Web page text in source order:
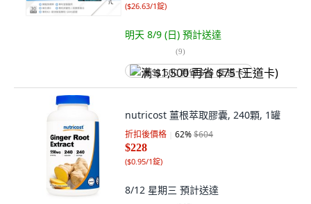
($26.63/1錠)
明天 8/9 (日) 預計送達
(9)
满 $1,500 再省 $75 (王道卡)
nutricost 薑根萃取膠囊, 240顆, 1罐
折扣後價格 62%$604
$228
($0.95/1錠)
8/12 星期三 預計送達